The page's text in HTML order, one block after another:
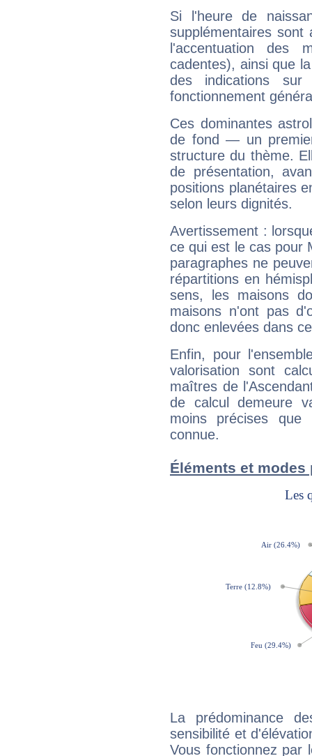
Si l'heure de
supplémentaires sont
l'accentuation des
cadentes), ainsi que
des indications sur
fonctionnement
Ces dominantes
de fond — un
structure du thème.
de présentation,
positions planétaires
selon leurs dignités.
Avertissement :
ce qui est le cas pour
paragraphes ne
répartitions en
sens, les maisons
maisons n'ont pas
donc enlevées dans
Enfin, pour
valorisation sont
maîtres de
de calcul demeure
moins précises que
connue.
Éléments et
La prédominance
sensibilité et
Vous fonctionnez